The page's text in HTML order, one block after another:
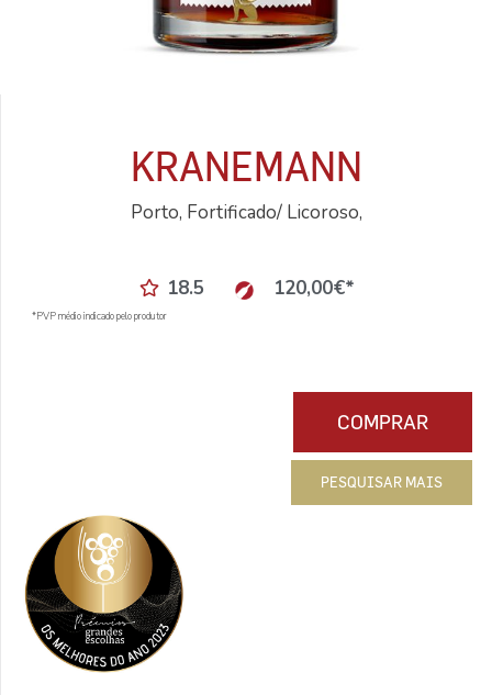
KRANEMANN
Porto, Fortificado/ Licoroso,
18.5 120,00€*
*PVP médio indicado pelo produtor
COMPRAR
PESQUISAR MAIS